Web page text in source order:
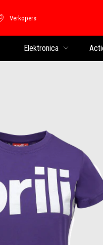
Verkopers
Verkopers
Elektronica